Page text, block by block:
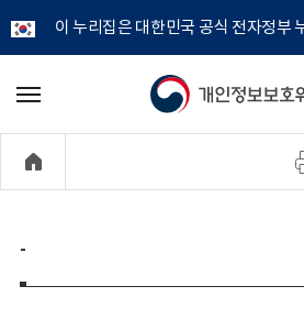
이 누리집은 대한민국 공식 전자정부
개
정
보
메
기
-